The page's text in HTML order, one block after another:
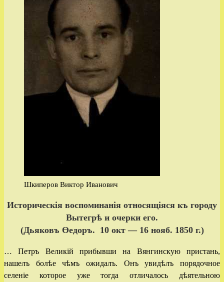
Шкиперов Виктор Иванович
Историческiя воспоминанiя относящiяся къ городу
Вытегрѣ и очерки его.
(Дьяковъ Өедоръ. 10 окт — 16 нояб. 1850 г.)
… Петръ Великiй прибывши на Вянгинскую пристань,
нашелъ болѣе чѣмъ ожидалъ. Онъ увидѣлъ порядочное
селенiе которое уже тогда отличалось дѣятельною